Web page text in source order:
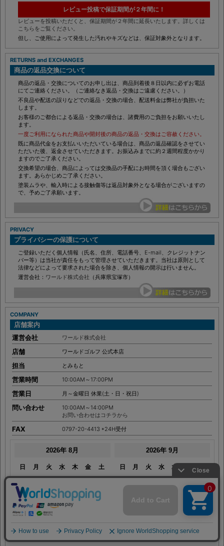
を付けさせて頂いております。
レビュー投稿で保証期間が２年間に！
レビューを投稿いただくと、保証期間が２年間に延長いたします。詳しくは
こちらをご覧ください。
但し、ご使用によって発生した汚れやキズなどは、保証対象外となります。
RETURNS and EXCHANGES
商品の返品交換について
商品の返品・交換についてのお申し出は、商品到着後８日以内に必ずお電話
にてご連絡ください。（ご連絡なき返品・交換はご遠慮ください。）
不良品や配送の誤りなどでの返品・交換の場合、配送料金は弊社が負担いた
します。
お客様のご都合による返品・交換の場合は、諸費用のご負担をお願いいたし
ます。
一度ご利用になられた商品や開封後の商品の返品・交換はご容赦ください。
既に商品代金をお支払いいただいている場合は、商品の返品確認をさせてい
ただいた後、返金させていただきます。お振込みまでに約２週間程度かかり
ますのでご了承ください。
交換希望の場合、商品によっては交換品の手配にお時間を頂く場合もござい
ます。あらかじめご了承ください。
塗装ムラや、輸入時による接触傷等は返品対象外となる場合がございますの
で、予めご了承願います。
PRIVACY
プライバシーの保護について
ご登録いただく個人情報（氏名、住所、電話番号、E-mail、クレジットナン
バー等）は当社が責任をもって管理させていただきます。当社は原則として
法律などによって要求された場合を除き、個人情報の開示は行いません。
運営会社：ワールド株式会社（兵庫県宝塚市）
COMPANY
店舗案内
運営会社
ワールド株式会社
店舗 ワールドゴルフ 公式本店
担当 とみもと
営業時間 10:00AM～17:00PM
営業日 月～金曜日 休業(土・日・祝日)
問い合わせ
10:00AM～14:00PM
お問い合わせはコチラから